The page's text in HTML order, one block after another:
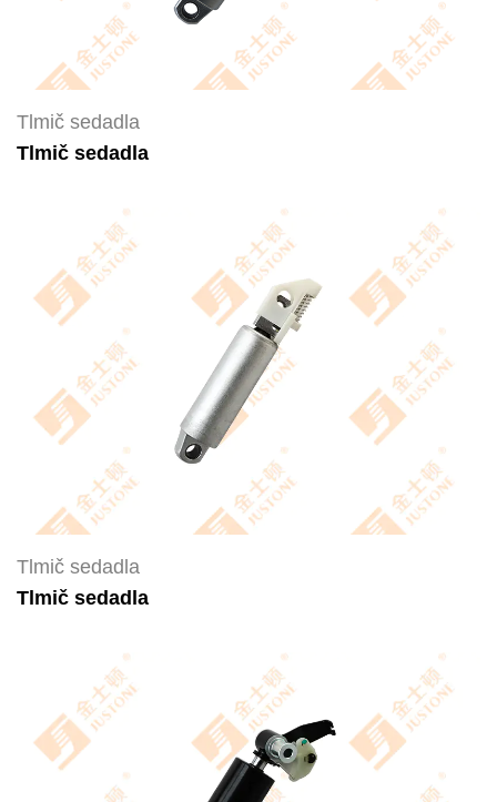
Tlmič sedadla
Tlmič sedadla
Tlmič sedadla
Tlmič sedadla